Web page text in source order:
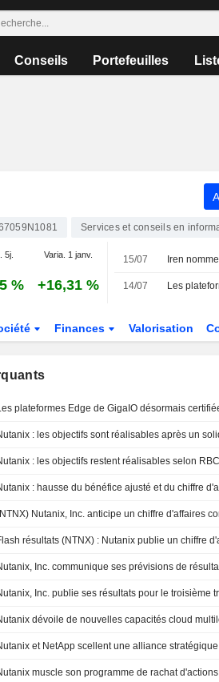
Conseils Portefeuilles
Services et conseils en
5j. Varia. 1 janv.
% +16,31 %
15/07
14/07
Finances Valorisation
: les objectifs restent réalisables selon
muscle son programme de rachat